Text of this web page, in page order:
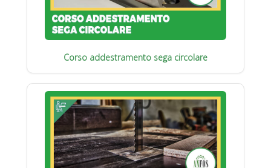
Corso addestramento sega circolare